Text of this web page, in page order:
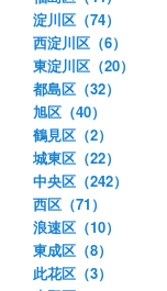
淀川区（74）
西淀川区（6）
東淀川区（20）
都島区（32）
旭区（40）
鶴見区（2）
城東区（22）
中央区（242）
西区（71）
浪速区（10）
東成区（8）
此花区（3）